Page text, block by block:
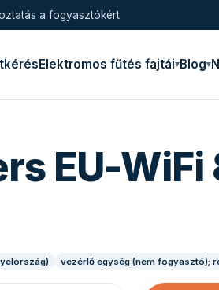
a fogyasztókért
Elektromos fűtés fajtái Blog
EU-WiFi
vezérlő egység (nem fogyasztó);